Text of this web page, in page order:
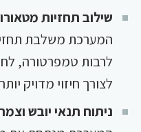
שילוב תחזיות
המערכת משלבת
לרבות טמפרטורה,
לצורך חיזוי מדויק
ניתוח תנאי יובש